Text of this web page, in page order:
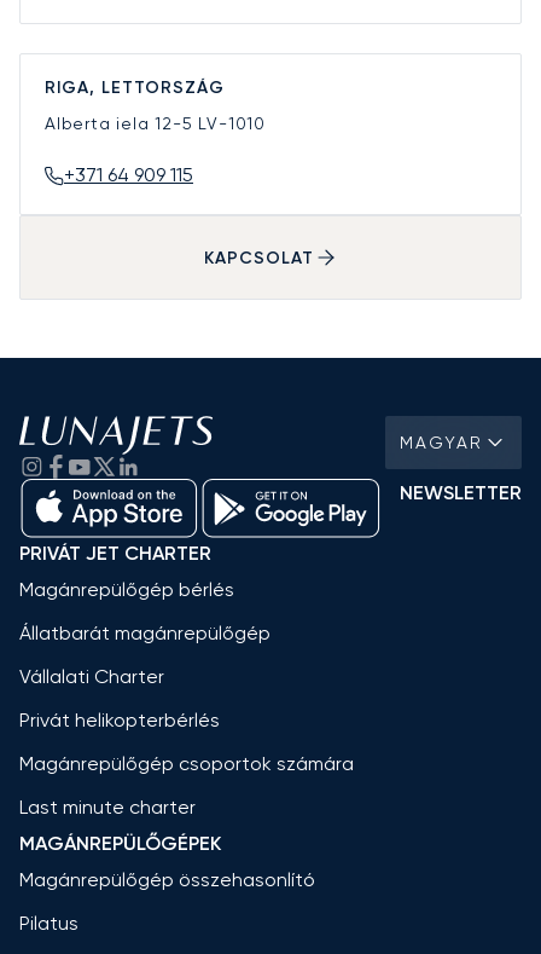
RIGA, LETTORSZÁG
Alberta iela 12-5 LV-1010
+371 64 909 115
KAPCSOLAT
MAGYAR
NEWSLETTER
PRIVÁT JET CHARTER
Magánrepülőgép bérlés
Állatbarát magánrepülőgép
Vállalati Charter
Privát helikopterbérlés
Magánrepülőgép csoportok számára
Last minute charter
MAGÁNREPÜLŐGÉPEK
Magánrepülőgép összehasonlító
Pilatus